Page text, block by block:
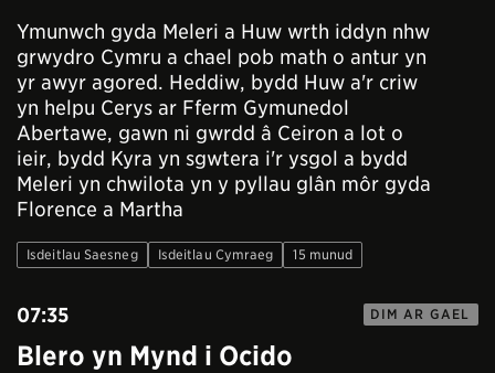
Ymunwch gyda Meleri a Huw wrth iddyn nhw
grwydro Cymru a chael pob math o antur yn
yr awyr agored. Heddiw, bydd Huw a'r criw
yn helpu Cerys ar Fferm Gymunedol
Abertawe, gawn ni gwrdd â Ceiron a lot o
ieir, bydd Kyra yn sgwtera i'r ysgol a bydd
Meleri yn chwilota yn y pyllau glân môr gyda
Florence a Martha
Isdeitlau Saesneg Isdeitlau Cymraeg 15 munud
07:35 DIM AR GAEL
Blero yn Mynd i Ocido